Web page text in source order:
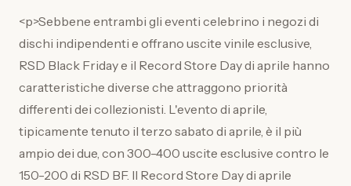
<p>Sebbene entrambi gli eventi celebrino i negozi di
dischi indipendenti e offrano uscite vinile esclusive,
RSD Black Friday e il Record Store Day di aprile hanno
caratteristiche diverse che attraggono priorità
differenti dei collezionisti. L'evento di aprile,
tipicamente tenuto il terzo sabato di aprile, è il più
ampio dei due, con 300-400 uscite esclusive contro le
150-200 di RSD BF. Il Record Store Day di aprile